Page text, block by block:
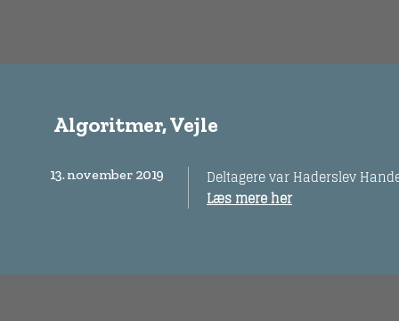
Algoritmer, Vejle
13. november 2019
Deltagere var Haderslev
Læs mere her